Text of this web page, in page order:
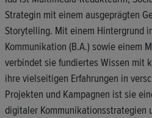
Strategin mit einem ausgeprägten
Storytelling. Mit einem Hintergrund
Kommunikation (B.A.) sowie einem
verbindet sie fundiertes Wissen mit
ihre vielseitigen Erfahrungen in
Projekten und Kampagnen ist sie
digitaler Kommunikationsstrategien